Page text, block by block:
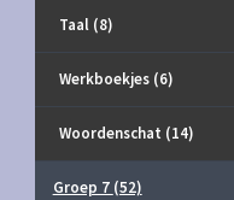
Taal (8)
Werkboekjes (6)
Woordenschat (14)
Groep 7 (52)